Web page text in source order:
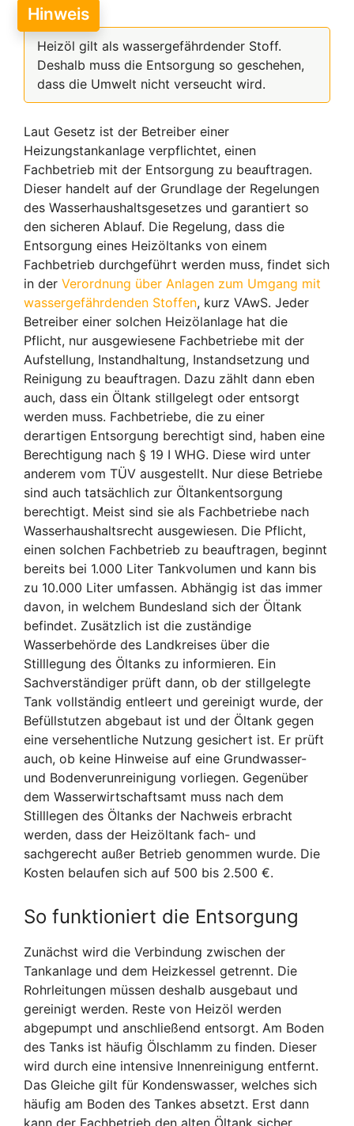
Hinweis
Heizöl gilt als wassergefährdender Stoff.
Deshalb muss die Entsorgung so geschehen,
dass die Umwelt nicht verseucht wird.
Laut Gesetz ist der Betreiber einer
Heizungstankanlage verpflichtet, einen
Fachbetrieb mit der Entsorgung zu beauftragen.
Dieser handelt auf der Grundlage der Regelungen
des Wasserhaushaltsgesetzes und garantiert so
den sicheren Ablauf. Die Regelung, dass die
Entsorgung eines Heizöltanks von einem
Fachbetrieb durchgeführt werden muss, findet sich
in der Verordnung über Anlagen zum Umgang mit
wassergefährdenden Stoffen, kurz VAwS. Jeder
Betreiber einer solchen Heizölanlage hat die
Pflicht, nur ausgewiesene Fachbetriebe mit der
Aufstellung, Instandhaltung, Instandsetzung und
Reinigung zu beauftragen. Dazu zählt dann eben
auch, dass ein Öltank stillgelegt oder entsorgt
werden muss. Fachbetriebe, die zu einer
derartigen Entsorgung berechtigt sind, haben eine
Berechtigung nach § 19 I WHG. Diese wird unter
anderem vom TÜV ausgestellt. Nur diese Betriebe
sind auch tatsächlich zur Öltankentsorgung
berechtigt. Meist sind sie als Fachbetriebe nach
Wasserhaushaltsrecht ausgewiesen. Die Pflicht,
einen solchen Fachbetrieb zu beauftragen, beginnt
bereits bei 1.000 Liter Tankvolumen und kann bis
zu 10.000 Liter umfassen. Abhängig ist das immer
davon, in welchem Bundesland sich der Öltank
befindet. Zusätzlich ist die zuständige
Wasserbehörde des Landkreises über die
Stilllegung des Öltanks zu informieren. Ein
Sachverständiger prüft dann, ob der stillgelegte
Tank vollständig entleert und gereinigt wurde, der
Befüllstutzen abgebaut ist und der Öltank gegen
eine versehentliche Nutzung gesichert ist. Er prüft
auch, ob keine Hinweise auf eine Grundwasser-
und Bodenverunreinigung vorliegen. Gegenüber
dem Wasserwirtschaftsamt muss nach dem
Stilllegen des Öltanks der Nachweis erbracht
werden, dass der Heizöltank fach- und
sachgerecht außer Betrieb genommen wurde. Die
Kosten belaufen sich auf 500 bis 2.500 €.
So funktioniert die Entsorgung
Zunächst wird die Verbindung zwischen der
Tankanlage und dem Heizkessel getrennt. Die
Rohrleitungen müssen deshalb ausgebaut und
gereinigt werden. Reste von Heizöl werden
abgepumpt und anschließend entsorgt. Am Boden
des Tanks ist häufig Ölschlamm zu finden. Dieser
wird durch eine intensive Innenreinigung entfernt.
Das Gleiche gilt für Kondenswasser, welches sich
häufig am Boden des Tankes absetzt. Erst dann
kann der Fachbetrieb den alten Öltank sicher